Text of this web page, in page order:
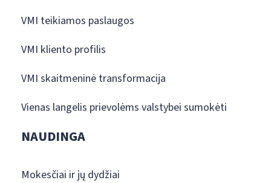
VMI teikiamos paslaugos
VMI kliento profilis
VMI skaitmeninė transformacija
Vienas langelis prievolėms valstybei sumokėti
NAUDINGA
Mokesčiai ir jų dydžiai